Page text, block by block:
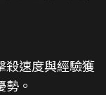
殺速度與經驗獲
。